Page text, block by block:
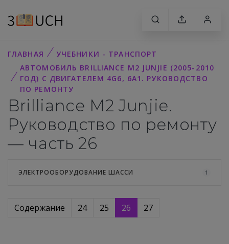
ГЛАВНАЯ
УЧЕБНИКИ - ТРАНСПОРТ
АВТОМОБИЛЬ BRILLIANCE M2 JUNJIE (2005-2010
ГОД) С ДВИГАТЕЛЕМ 4G6, 6А1. РУКОВОДСТВО
ПО РЕМОНТУ
Brilliance M2 Junjie.
Руководство по ремонту
— часть 26
ЭЛЕКТРООБОРУДОВАНИЕ ШАССИ 1
Содержание 24 25 26 27